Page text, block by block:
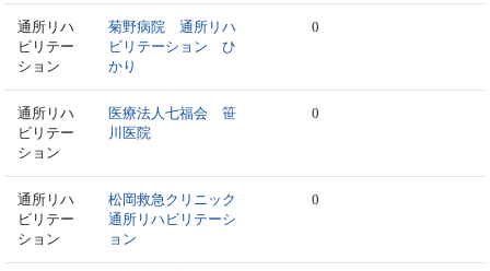
通所リハ
ビリテー
ション
菊野病院 通所リハ
ビリテーション ひ
かり
0
通所リハ
ビリテー
ション
医療法人七福会 笹
川医院
0
通所リハ
ビリテー
ション
松岡救急クリニック
通所リハビリテーシ
ョン
0